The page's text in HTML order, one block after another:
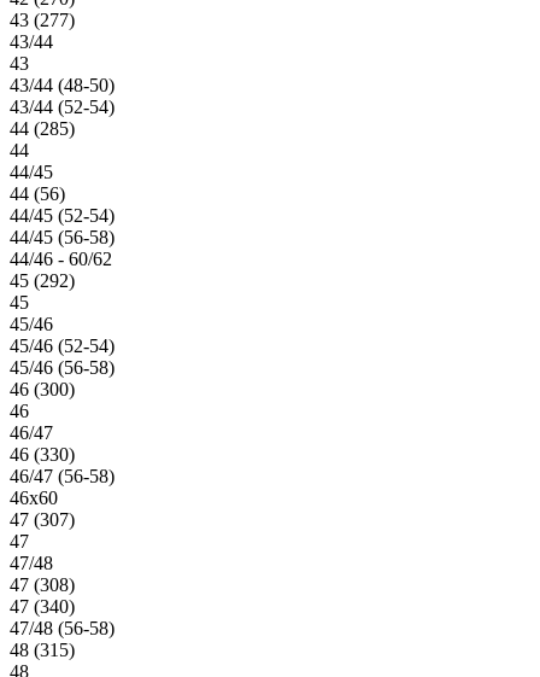
43 (277)
43/44
43
43/44 (48-50)
43/44 (52-54)
44 (285)
44
44/45
44 (56)
44/45 (52-54)
44/45 (56-58)
44/46 - 60/62
45 (292)
45
45/46
45/46 (52-54)
45/46 (56-58)
46 (300)
46
46/47
46 (330)
46/47 (56-58)
46х60
47 (307)
47
47/48
47 (308)
47 (340)
47/48 (56-58)
48 (315)
48